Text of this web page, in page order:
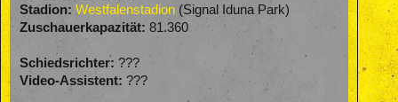
Stadion: Westfalenstadion (Signal Iduna Park)
Zuschauerkapazität: 81.360
Schiedsrichter: ???
Video-Assistent: ???